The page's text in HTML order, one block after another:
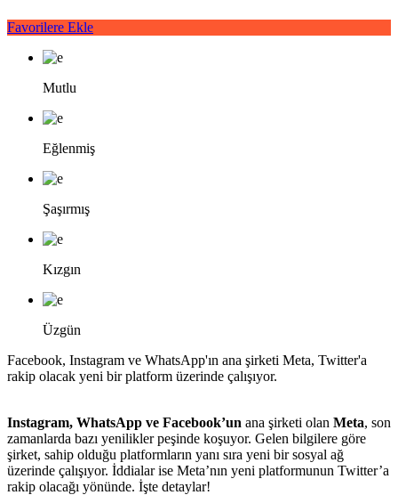
Favorilere Ekle
Mutlu
Eğlenmiş
Şaşırmış
Kızgın
Üzgün
Facebook, Instagram ve WhatsApp'ın ana şirketi Meta, Twitter'a
rakip olacak yeni bir platform üzerinde çalışıyor.
Instagram, WhatsApp ve Facebook’un ana şirketi olan Meta, son
zamanlarda bazı yenilikler peşinde koşuyor. Gelen bilgilere göre
şirket, sahip olduğu platformların yanı sıra yeni bir sosyal ağ
üzerinde çalışıyor. İddialar ise Meta’nın yeni platformunun Twitter’a
rakip olacağı yönünde. İşte detaylar!